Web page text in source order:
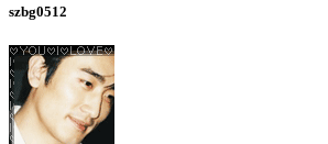
szbg0512